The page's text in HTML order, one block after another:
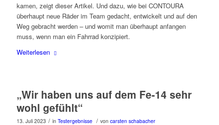
kamen, zeigt dieser Artikel. Und dazu, wie bei CONTOURA
überhaupt neue Räder im Team gedacht, entwickelt und auf den
Weg gebracht werden – und womit man überhaupt anfangen
muss, wenn man ein Fahrrad konzipiert.
Weiterlesen
„Wir haben uns auf dem Fe-14 sehr
wohl gefühlt“
13. Juli 2023 / in Testergebnisse / von carsten schabacher